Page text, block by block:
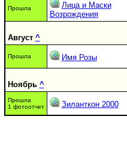
Прошла
Лица и Маски
Возрождения
Август ^
Прошла Имя Розы
Ноябрь ^
Прошла
1 фотоотчет
Зиланткон 2000